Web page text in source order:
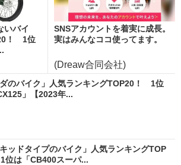
いバイ
！ 1位
SNSアカウントを着実に成長。
実はみんなココ使ってます。
(Dreaw合同会社)
ダのバイク」人気ランキングTOP20！ 1位
」【2023年...
キッドタイプのバイク」人気ランキングTOP
は「CB400スーパ...